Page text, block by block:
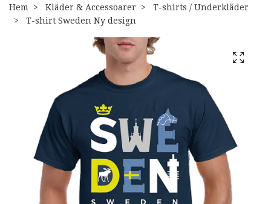
Hem Kläder & Accessoarer
T-shirts / Underkläder
T-shirt Sweden Ny design